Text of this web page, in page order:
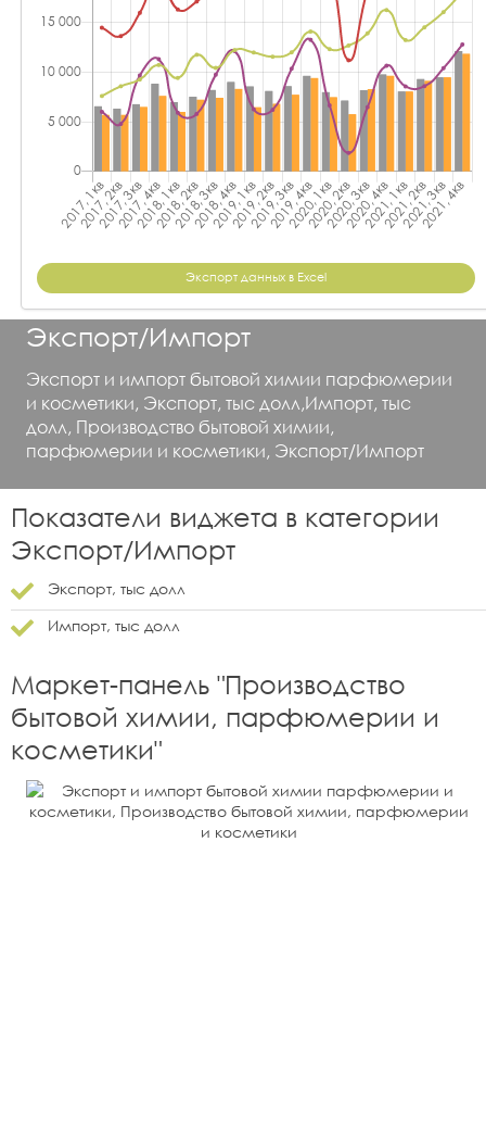
Экспорт данных в Excel
Экспорт/Импорт
Экспорт и импорт бытовой химии парфюмерии
и косметики, Экспорт, тыс долл,Импорт, тыс
долл, Производство бытовой химии,
парфюмерии и косметики, Экспорт/Импорт
Показатели виджета в категории
Экспорт/Импорт
Экспорт, тыс долл
Импорт, тыс долл
Маркет-панель "Производство
бытовой химии, парфюмерии и
косметики"